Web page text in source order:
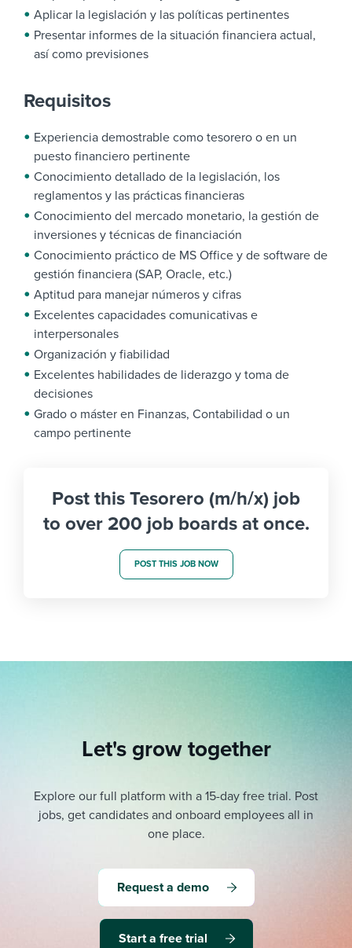
Aplicar la legislación y las políticas pertinentes
Presentar informes de la situación financiera actual,
así como previsiones
Requisitos
Experiencia demostrable como tesorero o en un
puesto financiero pertinente
Conocimiento detallado de la legislación, los
reglamentos y las prácticas financieras
Conocimiento del mercado monetario, la gestión de
inversiones y técnicas de financiación
Conocimiento práctico de MS Office y de software de
gestión financiera (SAP, Oracle, etc.)
Aptitud para manejar números y cifras
Excelentes capacidades comunicativas e
interpersonales
Organización y fiabilidad
Excelentes habilidades de liderazgo y toma de
decisiones
Grado o máster en Finanzas, Contabilidad o un
campo pertinente
Post this Tesorero (m/h/x) job
to over 200 job boards at once.
POST THIS JOB NOW
Let's grow together
Explore our full platform with a 15-day free trial. Post
jobs, get candidates and onboard employees all in
one place.
Request a demo
Start a free trial